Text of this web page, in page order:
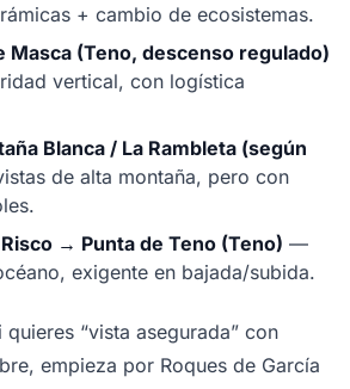
+ cambio de ecosistemas.
Masca (Teno, descenso regulado)
vertical, con logística
Blanca / La Rambleta (según
de alta montaña, pero con
→ Punta de Teno (Teno) —
exigente en bajada/subida.
quieres “vista asegurada” con
empieza por Roques de García